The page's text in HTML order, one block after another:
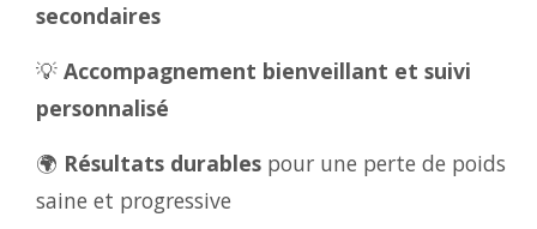
secondaires
💡 Accompagnement bienveillant et suivi
personnalisé
🌍 Résultats durables pour une perte de poids
saine et progressive